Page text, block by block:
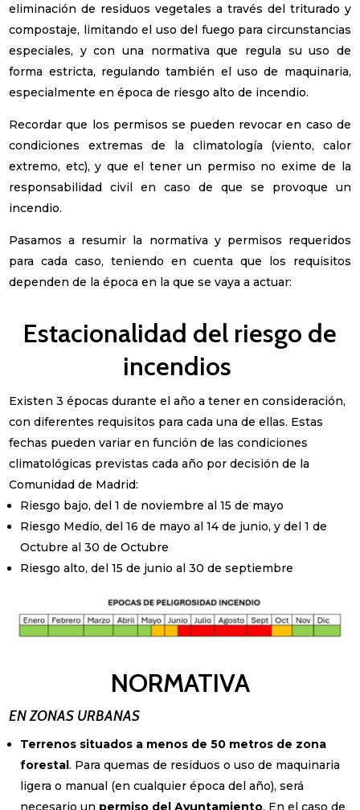
eliminación de residuos vegetales a través del triturado y
compostaje, limitando el uso del fuego para circunstancias
especiales, y con una normativa que regula su uso de
forma estricta, regulando también el uso de maquinaria,
especialmente en época de riesgo alto de incendio.
Recordar que los permisos se pueden revocar en caso de
condiciones extremas de la climatología (viento, calor
extremo, etc), y que el tener un permiso no exime de la
responsabilidad civil en caso de que se provoque un
incendio.
Pasamos a resumir la normativa y permisos requeridos
para cada caso, teniendo en cuenta que los requisitos
dependen de la época en la que se vaya a actuar:
Estacionalidad del riesgo de
incendios
Existen 3 épocas durante el año a tener en consideración,
con diferentes requisitos para cada una de ellas. Estas
fechas pueden variar en función de las condiciones
climatológicas previstas cada año por decisión de la
Comunidad de Madrid:
Riesgo bajo, del 1 de noviembre al 15 de mayo
Riesgo Medio, del 16 de mayo al 14 de junio, y del 1 de
Octubre al 30 de Octubre
Riesgo alto, del 15 de junio al 30 de septiembre
NORMATIVA
EN ZONAS URBANAS
Terrenos situados a menos de 50 metros de zona
forestal. Para quemas de residuos o uso de maquinaria
ligera o manual (en cualquier época del año), será
necesario un permiso del Ayuntamiento. En el caso de